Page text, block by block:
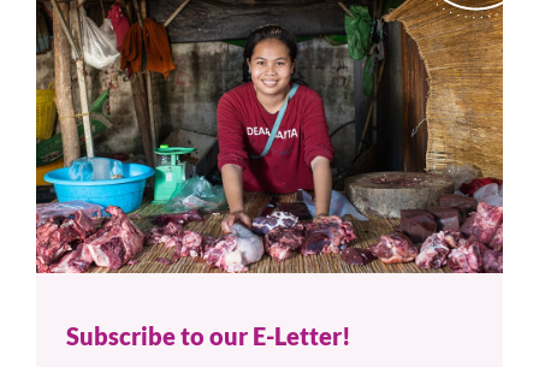
Subscribe to our E-Letter!